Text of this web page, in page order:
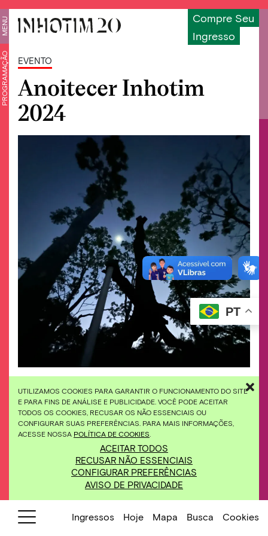
UTILIZAMOS COOKIES PARA GARANTIR O FUNCIONAMENTO DO SITE
E PARA FINS DE ANÁLISE E PUBLICIDADE. VOCÊ PODE ACEITAR
TODOS OS COOKIES, RECUSAR OS NÃO ESSENCIAIS OU
CONFIGURAR SUAS PREFERÊNCIAS. PARA MAIS INFORMAÇÕES,
ACESSE NOSSA POLÍTICA DE COOKIES
ACEITAR TODOS
RECUSAR NÃO ESSENCIAIS
CONFIGURAR PREFERÊNCIAS
AVISO DE PRIVACIDADE
Compre Seu
Ingresso
MENU
PROGRAMAÇÃO EVENTO
Anoitecer Inhotim
2024
realizada no Inhotim em prol de sua manutenção.
Imagem: Identidade do Anoitecer Inhotim
Anoitecer Inhotim
Giuseppe Penone,
“Elevazione” (2000-2001) e
Galeria Cosmococa
Ingressos:e-mail
anoitecer@inhotim.org.brou
PT
Ingressos Hoje Mapa Busca Cookies